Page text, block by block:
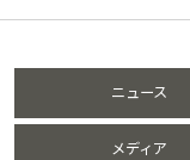
ニュース
メディア